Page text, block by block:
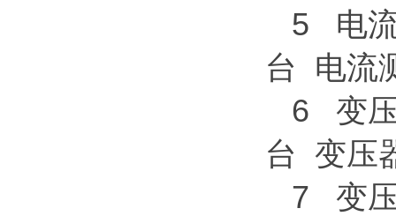
5
台 电流
6 变
台 变压
7 变